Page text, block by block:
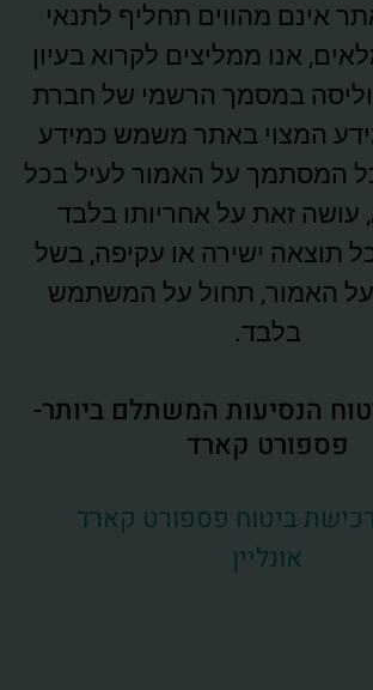
אינם מהווים תחליף לתנאי
אנו ממליצים לקרוא בעיון
במסמך הרשמי של חברת
המצוי באתר משמש כמידע
המסתמך על האמור לעיל בכל
עושה זאת על אחריותו בלבד
תוצאה ישירה או עקיפה, בשל
האמור, תחול על המשתמש
בלבד.
הנסיעות המשתלם ביותר-
פספורט קארד